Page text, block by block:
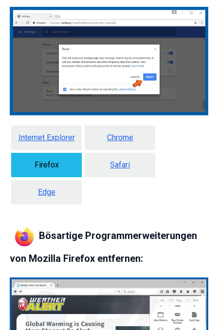
Internet Explorer Chrome
Firefox Safari
Edge
Bösartige Programmerweiterungen
von Mozilla Firefox entfernen: